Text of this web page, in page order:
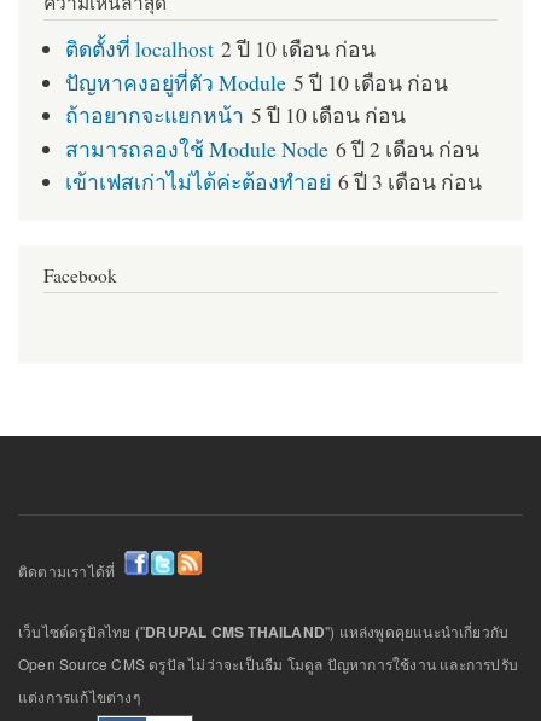
ติดตั้งที่ localhost 2 ปี 10 เดือน ก่อน
ปัญหาคงอยู่ที่ตัว Module 5 ปี 10 เดือน ก่อน
ถ้าอยากจะแยกหน้า 5 ปี 10 เดือน ก่อน
สามารถลองใช้ Module Node 6 ปี 2 เดือน ก่อน
เข้าเฟสเก่าไม่ได้ค่ะต้องทำอย่ 6 ปี 3 เดือน ก่อน
Facebook
ติดตามเราได้ที่
เว็บไซต์ดรูปัลไทย ("DRUPAL CMS THAILAND") แหล่งพูดคุยแนะนำเกี่ยวกับ
Open Source CMS ดรูปัล ไม่ว่าจะเป็นธีม โมดูล ปัญหาการใช้งาน และการปรับ
แต่งการแก้ไขต่างๆ